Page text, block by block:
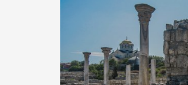
візантійської доби. Раритети
культурної спадщини ЮНЕСКО
Офіційно – на виставку «Золото
влада в Україні вважають це